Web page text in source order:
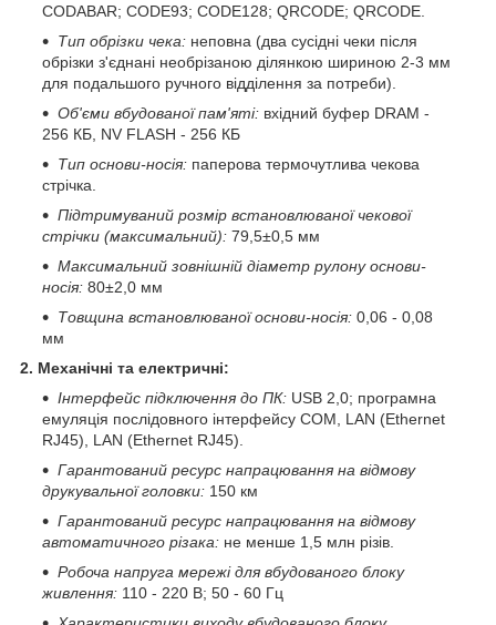
CODABAR; CODE93; CODE128; QRCODE; QRCODE
Тип обрізки чека: неповна (два сусідні чеки після
обрізки з'єднані необрізаною ділянкою шириною 2-3 мм
для подальшого ручного відділення за потреби).
Об'єми вбудованої пам'яті: вхідний буфер DRAM -
256 КБ, NV FLASH - 256 КБ
Тип основи-носія: паперова термочутлива чекова
стрічка.
Підтримуваний розмір встановлюваної чекової
стрічки (максимальний): 79,5±0,5 мм
Максимальний зовнішній діаметр рулону основи-
носія: 80±2,0 мм
Товщина встановлюваної основи-носія: 0,06 - 0,08
мм
2. Механічні та електричні:
Інтерфейс підключення до ПК: USB 2,0; програмна
емуляція послідовного інтерфейсу COM , LAN (Ethernet
RJ45) , LAN (Ethernet RJ45)
Гарантований ресурс напрацювання на відмову
друкувальної головки: 150 км
Гарантований ресурс напрацювання на відмову
автоматичного різака: не менше 1,5 млн різів.
Робоча напруга мережі для вбудованого блоку
живлення: 110 - 220 В; 50 - 60 Гц